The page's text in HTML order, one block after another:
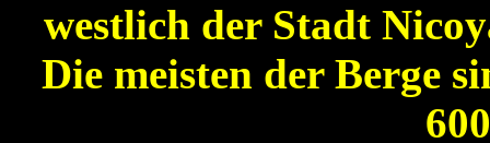
westlich der Stadt
Die meisten der Berge